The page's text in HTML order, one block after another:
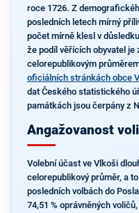
roce 1726. Z
posledních letech mírný
počet mírně klesl v
že podíl věřících obyvatel je
celorepublikovým
oficiálních stránkách obce
dat Českého statistického
památkách jsou čerpány z
Angažovanost
Volební účast ve Vlkoši
celorepublikový průměr, a
posledních volbách do
74,51 % oprávněných